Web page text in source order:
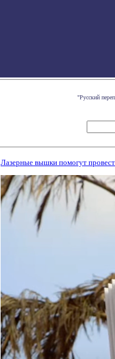
"Русский
Лазерные вышки помогут